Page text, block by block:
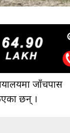
जाँचपास
छन् ।